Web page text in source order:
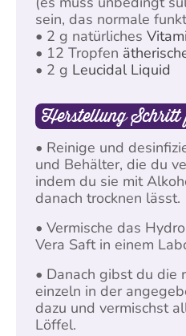
sein, das normale
• 2 g natürliches
• 12 Tropfen
• 2 g Leucidal Liquid
Herstellung
• Reinige und
und Behälter, die du
indem du sie mit
danach trocknen lässt.
• Vermische das
Vera Saft in einem
• Danach gibst du die
einzeln in der
dazu und vermischst
Löffel.